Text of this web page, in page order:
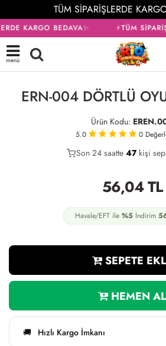
TÜM SİPARİŞLERDE
KARGO BEDAVA✨ ⚡TÜM
menü
ERN-004 DÖRTLÜ
Ürün Kodu:
5.0 0
28
Son 24 saatte 47kişi
19
56,04TL
Havale/EFT ile %5 İndirim
SEPETE
HEMEN AL
🚚 Hızlı Kargo İmkanı